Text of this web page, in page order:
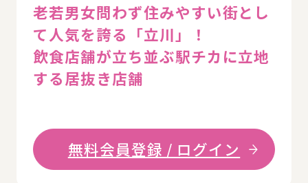
老若男女問わず住みやすい街とし
て人気を誇る「立川」！
飲食店舗が立ち並ぶ駅チカに立地
する居抜き店舗
無料会員登録 / ログイン